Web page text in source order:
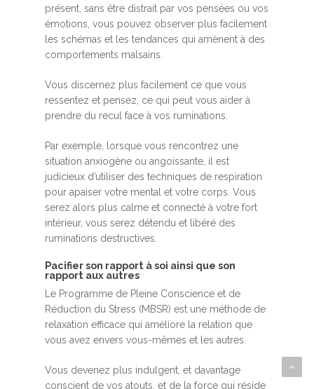
présent, sans être distrait par vos pensées ou vos
émotions, vous pouvez observer plus facilement
les schémas et les tendances qui amènent à des
comportements malsains.
Vous discernez plus facilement ce que vous
ressentez et pensez, ce qui peut vous aider à
prendre du recul face à vos ruminations.
Par exemple, lorsque vous rencontrez une
situation anxiogène ou angoissante, il est
judicieux d’utiliser des techniques de respiration
pour apaiser votre mental et votre corps. Vous
serez alors plus calme et connecté à votre fort
intérieur, vous serez détendu et libéré des
ruminations destructives.
Pacifier son rapport à soi ainsi que son
rapport aux autres
Le Programme de Pleine Conscience et de
Réduction du Stress (MBSR) est une méthode de
relaxation efficace qui améliore la relation que
vous avez envers vous-mêmes et les autres.
Vous devenez plus indulgent, et davantage
conscient de vos atouts, et de la force qui réside